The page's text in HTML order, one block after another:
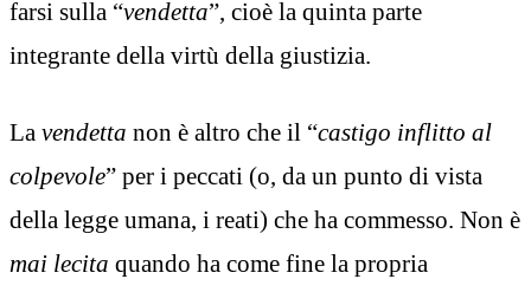
farsi sulla “vendetta”, cioè la quinta parte
integrante della virtù della giustizia.
La vendetta non è altro che il “castigo inflitto al
colpevole” per i peccati (o, da un punto di vista
della legge umana, i reati) che ha commesso. Non è
mai lecita quando ha come fine la propria